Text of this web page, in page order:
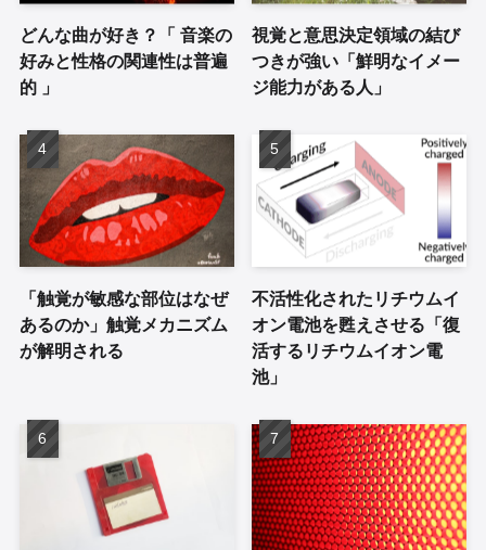
どんな曲が好き？「 音楽の
好みと性格の関連性は普遍
的 」
視覚と意思決定領域の結び
つきが強い「鮮明なイメー
ジ能力がある人」
「触覚が敏感な部位はなぜ
あるのか」触覚メカニズム
が解明される
不活性化されたリチウムイ
オン電池を甦えさせる「復
活するリチウムイオン電
池」